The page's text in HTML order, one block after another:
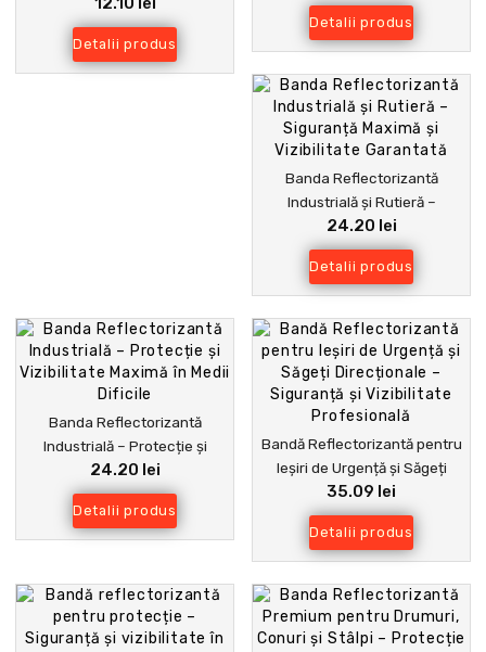
Semnalizare pentru Drumuri și
Clădiri
Detalii produs
Detalii produs
Banda Reflectorizantă
Industrială și Rutieră –
Siguranță Maximă și
Vizibilitate Garantată
24.20 lei
Detalii produs
Banda Reflectorizantă
Industrială – Protecție și
Vizibilitate Maximă în Medii
Dificile
24.20 lei
Detalii produs
Bandă Reflectorizantă pentru
Ieșiri de Urgență și Săgeți
Direcționale – Siguranță și
Vizibilitate Profesională
35.09 lei
Detalii produs